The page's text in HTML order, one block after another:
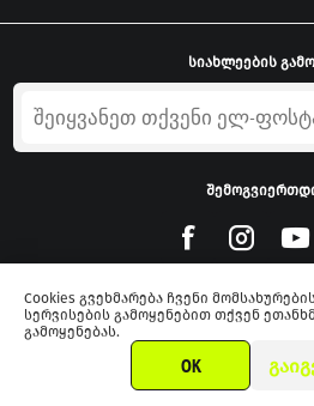
სიახლეების
Powered by
2026 xmarket.ge. ყველა
Cookies გვეხმარება ჩვენი
სერვისების გამოყენებით თქვენ
გამოყენებას.
OK